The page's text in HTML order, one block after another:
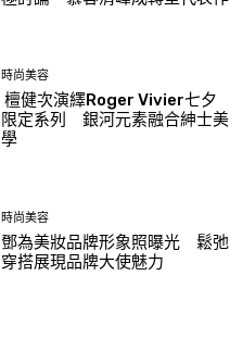
時尚美容
檀健次演繹Roger Vivier七夕
限定系列 銀河元素融合紳士美
學
時尚美容
鄧為美妝品牌形象照曝光 鬆弛
穿搭展現品牌大使魅力